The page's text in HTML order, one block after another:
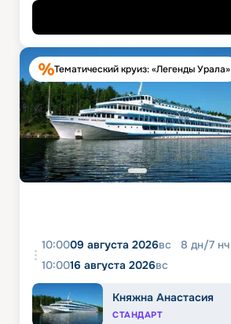
Тематический круиз: «Легенды Урала»
10:0009 августа 2026вс 8 дн/7 нч
10:0016 августа 2026вс
Княжна Анастасия
СТАНДАРТ